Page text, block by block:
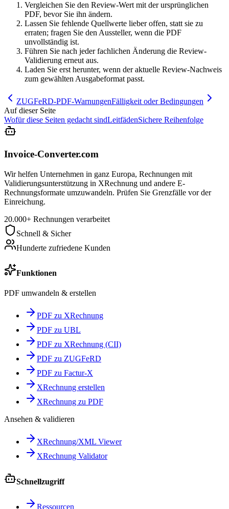
Vergleichen Sie den Review-Wert mit der ursprünglichen
PDF, bevor Sie ihn ändern.
Lassen Sie fehlende Quellwerte lieber offen, statt sie zu
erraten; fragen Sie den Aussteller, wenn die PDF
unvollständig ist.
Führen Sie nach jeder fachlichen Änderung die Review-
Validierung erneut aus.
Laden Sie erst herunter, wenn der aktuelle Review-Nachweis
zum gewählten Ausgabeformat passt.
ZUGFeRD-PDF-WarnungenFälligkeit oder Bedingungen
Auf dieser Seite
Wofür diese Seiten gedacht sindLeitfädenSichere Reihenfolge
Invoice-Converter.com
Wir helfen Unternehmen in ganz Europa, Rechnungen mit
Validierungsunterstützung in XRechnung und andere E-
Rechnungsformate umzuwandeln. Prüfen Sie Grenzfälle vor der
Einreichung.
20.000+ Rechnungen verarbeitet
Schnell & Sicher
Hunderte zufriedene Kunden
Funktionen
PDF umwandeln & erstellen
PDF zu XRechnung
PDF zu UBL
PDF zu XRechnung (CII)
PDF zu ZUGFeRD
PDF zu Factur-X
XRechnung erstellen
XRechnung zu PDF
Ansehen & validieren
XRechnung/XML Viewer
XRechnung Validator
Schnellzugriff
Ressourcen